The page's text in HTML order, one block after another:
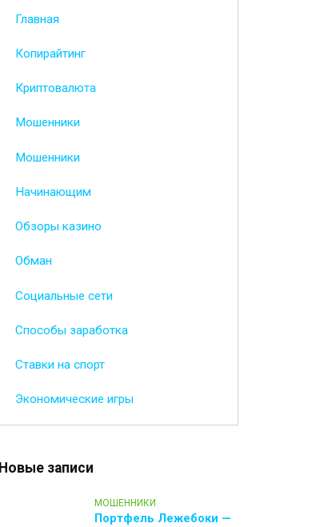
Главная
Копирайтинг
Криптовалюта
Мошенники
Мошенники
Начинающим
Обзоры казино
Обман
Социальные сети
Способы заработка
Ставки на спорт
Экономические игры
Новые записи
МОШЕННИКИ
Портфель Лежебоки —